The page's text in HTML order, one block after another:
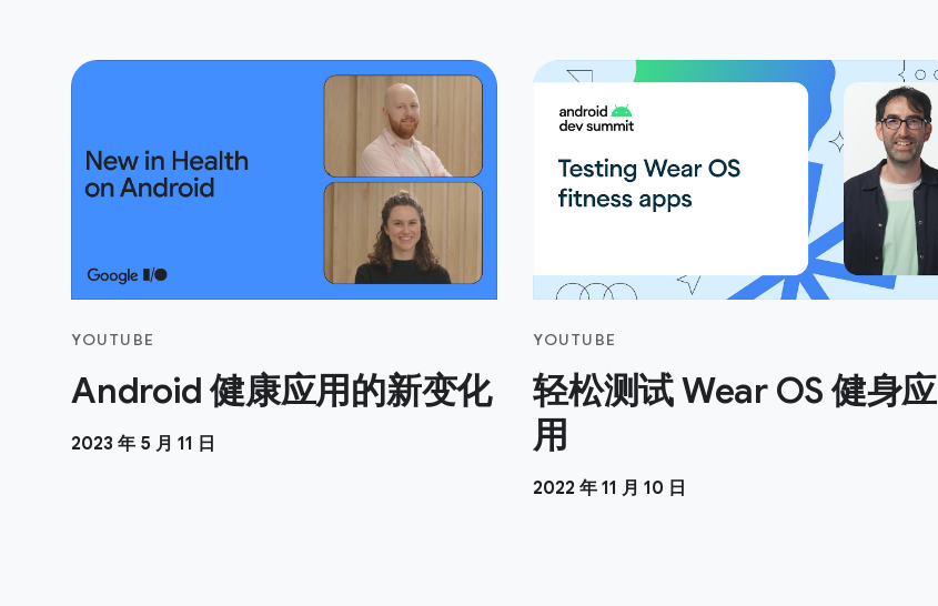
YOUTUBE
Android 健康应用的新变化
2023 年 5 月 11 日
YOUTUBE
轻松测试 Wear OS 健身应
用
2022 年 11 月 10 日